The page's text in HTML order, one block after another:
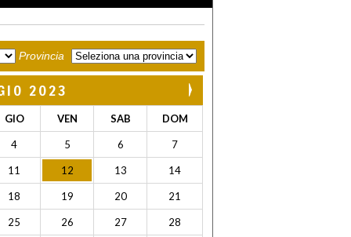
Provincia
2023
GIO VEN SAB DOM
4 5 6 7
11 12 13 14
18 19 20 21
25 26 27 28